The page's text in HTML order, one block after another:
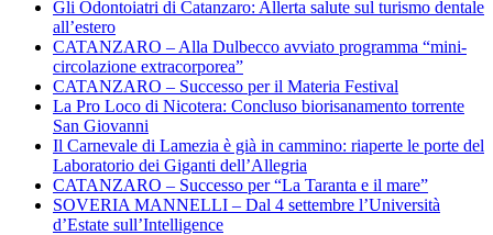
Gli Odontoiatri di Catanzaro: Allerta salute sul turismo dentale
all’estero
CATANZARO – Alla Dulbecco avviato programma “mini-
circolazione extracorporea”
CATANZARO – Successo per il Materia Festival
La Pro Loco di Nicotera: Concluso biorisanamento torrente
San Giovanni
Il Carnevale di Lamezia è già in cammino: riaperte le porte del
Laboratorio dei Giganti dell’Allegria
CATANZARO – Successo per “La Taranta e il mare”
SOVERIA MANNELLI – Dal 4 settembre l’Università
d’Estate sull’Intelligence